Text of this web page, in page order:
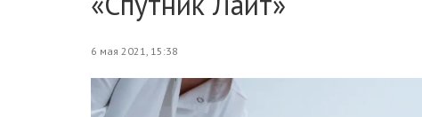
6 мая 2021, 15:38